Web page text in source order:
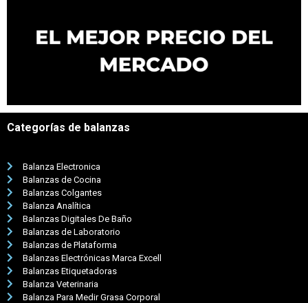
Categorías de balanzas
Balanza Electronica
Balanzas de Cocina
Balanzas Colgantes
Balanza Analítica
Balanzas Digitales De Baño
Balanzas de Laboratorio
Balanzas de Plataforma
Balanzas Electrónicas Marca Excell
Balanzas Etiquetadoras
Balanza Veterinaria
Balanza Para Medir Grasa Corporal